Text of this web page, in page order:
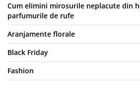
Cum elimini mirosurile neplacute din
parfumurile de rufe
Aranjamente florale
Black Friday
Fashion